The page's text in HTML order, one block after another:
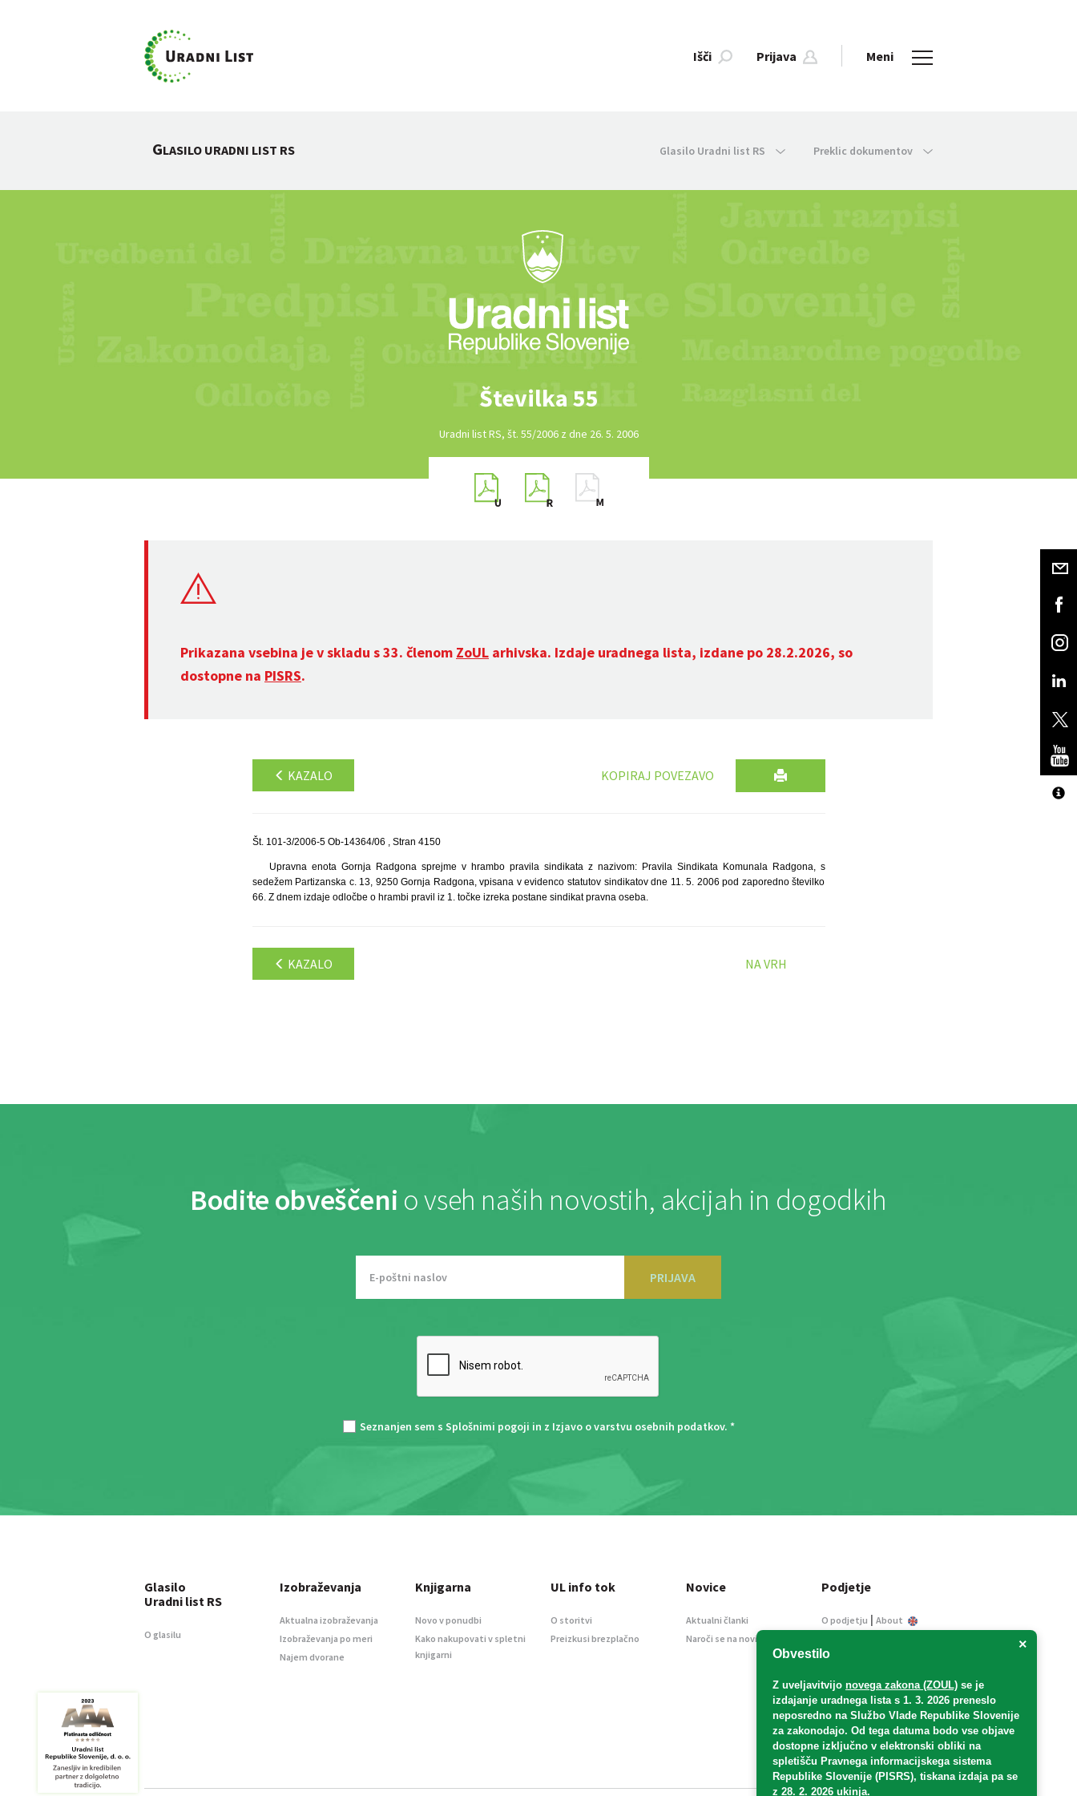
Išči Prijava Meni
GLASILO URADNI LIST RS Glasilo Uradni list RS Preklic dokumentov
Številka 55
Uradni list RS, št. 55/2006 z dne 26. 5. 2006
Prikazana vsebina je v skladu s 33. členom ZoUL arhivska. Izdaje uradnega lista, izdane po 28.2.2026, so
dostopne na PISRS.
KAZALO KOPIRAJ POVEZAVO
Št. 101-3/2006-5 Ob-14364/06 , Stran 4150
Upravna enota Gornja Radgona sprejme v hrambo pravila sindikata z nazivom: Pravila Sindikata Komunala Radgona, s
sedežem Partizanska c. 13, 9250 Gornja Radgona, vpisana v evidenco statutov sindikatov dne 11. 5. 2006 pod zaporedno številko
66. Z dnem izdaje odločbe o hrambi pravil iz 1. točke izreka postane sindikat pravna oseba.
KAZALO NA VRH
Bodite obveščeni o vseh naših novostih, akcijah in dogodkih
PRIJAVA
Seznanjen sem s Splošnimi pogoji in z Izjavo o varstvu osebnih podatkov. *
×
Obvestilo
Z uveljavitvijo novega zakona (ZOUL) se je
izdajanje uradnega lista s 1. 3. 2026 preneslo
neposredno na Službo Vlade Republike Slovenije
za zakonodajo. Od tega datuma bodo vse objave
dostopne izključno v elektronski obliki na
spletišču Pravnega informacijskega sistema
Republike Slovenije (PISRS), tiskana izdaja pa se
z 28. 2. 2026 ukinja.
Glasilo
Uradni list RS
O glasilu
Izobraževanja
Aktualna izobraževanja
Izobraževanja po meri
Najem dvorane
Knjigarna
Novo v ponudbi
Kako nakupovati v spletni
knjigarni
UL info tok
O storitvi
Preizkusi brezplačno
Novice
Aktualni članki
Naroči se na novice
Podjetje
O podjetju | About
Informacije javnega
Oglaševanje
Splošni pogoji
Izjava o varstvu osebnih
podatkov
E-dražbe